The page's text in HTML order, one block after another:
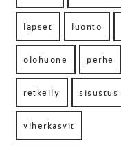
lapset luonto
olohuone perhe
retkeily sisustus
viherkasvit